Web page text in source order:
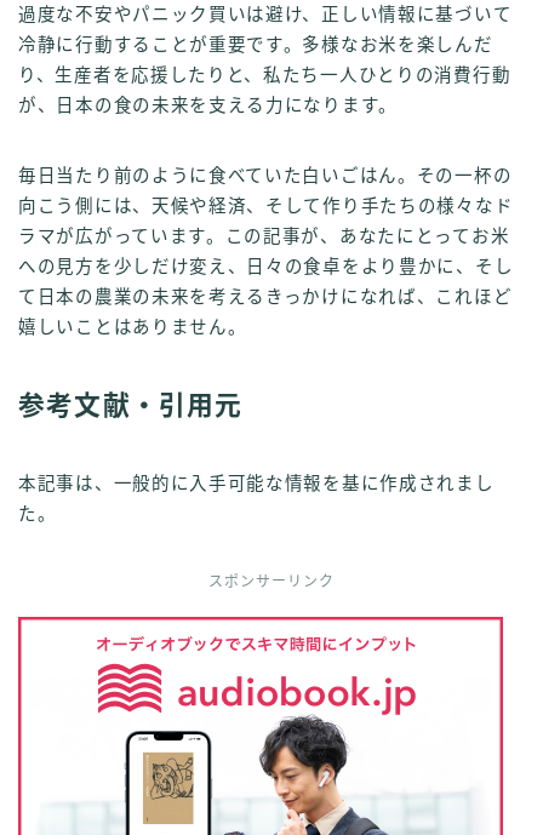
過度な不安やパニック買いは避け、正しい情報に基づいて
冷静に行動することが重要です。多様なお米を楽しんだ
り、生産者を応援したりと、私たち一人ひとりの消費行動
が、日本の食の未来を支える力になります。
毎日当たり前のように食べていた白いごはん。その一杯の
向こう側には、天候や経済、そして作り手たちの様々なド
ラマが広がっています。この記事が、あなたにとってお米
への見方を少しだけ変え、日々の食卓をより豊かに、そし
て日本の農業の未来を考えるきっかけになれば、これほど
嬉しいことはありません。
参考文献・引用元
本記事は、一般的に入手可能な情報を基に作成されまし
た。
スポンサーリンク